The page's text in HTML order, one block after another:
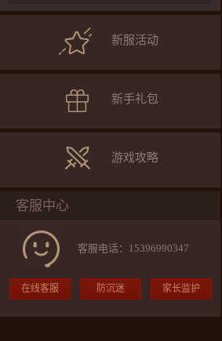
双线106区 顺畅
双线105区 新服活动
新手礼包
游戏攻略
客服中心
客服电话：15396990347
在线客服 防沉迷 家长监护